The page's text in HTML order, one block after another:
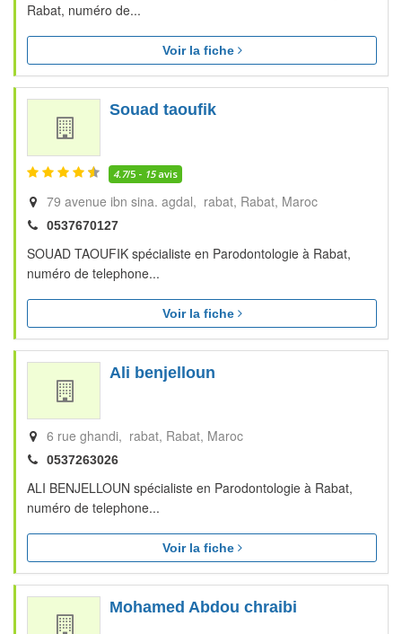
Rabat, numéro de...
Voir la fiche
Souad taoufik
4.7/5 - 15avis
79 avenue ibn sina. agdal, rabat Rabat Maroc
0537670127
SOUAD TAOUFIK spécialiste en Parodontologie à Rabat,
numéro de telephone...
Voir la fiche
Ali benjelloun
6 rue ghandi, rabat Rabat Maroc
0537263026
ALI BENJELLOUN spécialiste en Parodontologie à Rabat,
numéro de telephone...
Voir la fiche
Mohamed Abdou chraibi